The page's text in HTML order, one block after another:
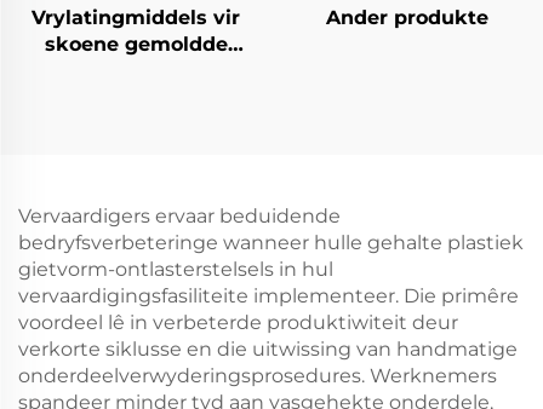
Vrylatingmiddels vir
skoene gemoldde
Ander produkte
Vervaardigers ervaar beduidende
bedryfsverbeteringe wanneer hulle gehalte plastiek
gietvorm-ontlasterstelsels in hul
vervaardigingsfasiliteite implementeer. Die primêre
voordeel lê in verbeterde produktiwiteit deur
verkorte siklusse en die uitwissing van handmatige
onderdeelverwyderingsprosedures. Werknemers
spandeer minder tyd aan vasgehekte onderdele,